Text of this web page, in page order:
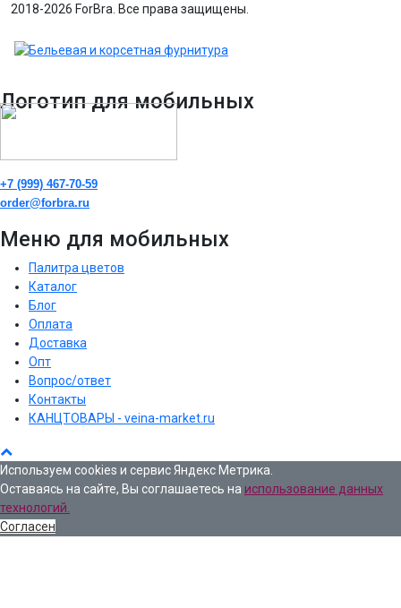
2018-2026 ForBra. Все права защищены.
Логотип для мобильных
+7 (999) 467-70-59
order@forbra.ru
Меню для мобильных
Палитра цветов
Каталог
Блог
Оплата
Доставка
Опт
Вопрос/ответ
Контакты
КАНЦТОВАРЫ - veina-market.ru
Используем cookies и сервис Яндекс Метрика.
Оставаясь на сайте, Вы соглашаетесь на использование данных
технологий.
Согласен